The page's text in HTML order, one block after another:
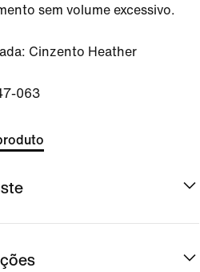
sem volume excessivo.
Cinzento Heather
063